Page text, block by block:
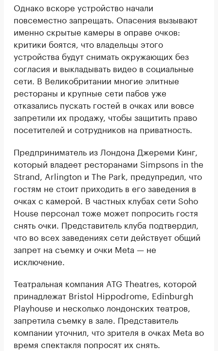
Однако вскоре устройство начали
повсеместно запрещать. Опасения вызывают
именно скрытые камеры в оправе очков:
критики боятся, что владельцы этого
устройства будут снимать окружающих без
согласия и выкладывать видео в социальные
сети. В Великобритании многие элитные
рестораны и крупные сети пабов уже
отказались пускать гостей в очках или вовсе
запретили их продажу, чтобы защитить право
посетителей и сотрудников на приватность.
Предприниматель из Лондона Джереми Кинг,
который владеет ресторанами Simpsons in the
Strand, Arlington и The Park, предупредил, что
гостям не стоит приходить в его заведения в
очках с камерой. В частных клубах сети Soho
House персонал тоже может попросить гостя
снять очки. Представитель клуба подтвердил,
что во всех заведениях сети действует общий
запрет на съемку и очки Meta — не
исключение.
Театральная компания ATG Theatres, которой
принадлежат Bristol Hippodrome, Edinburgh
Playhouse и несколько лондонских театров,
запретила съемку в зале. Представитель
компании уточнил, что зрителя в очках Meta во
время спектакля попросят их снять.